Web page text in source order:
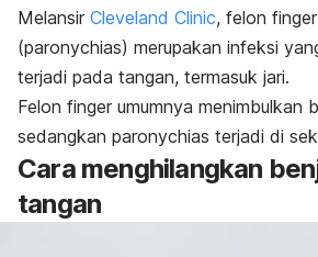
Melansir Cleveland Clinic, felon finger
(paronychias) merupakan infeksi
terjadi pada tangan, termasuk jari.
Felon finger umumnya menimbulkan
sedangkan paronychias terjadi di
Cara menghilangkan
tangan